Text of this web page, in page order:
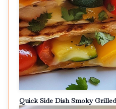
Quick Side Dish Smoky